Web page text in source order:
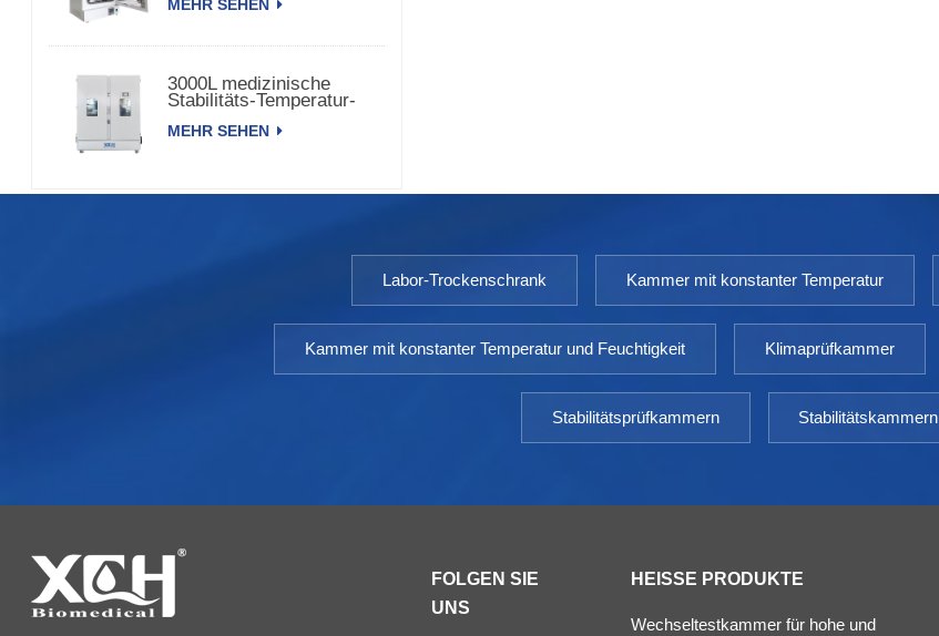
MEHR SEHEN
3000L medizinische
Stabilitäts-Temperatur-
Feuchtigkeitskammer
XCH-3000SD
MEHR SEHEN
Labor-Trockenschrank Kammer mit konstanter Temperatur
Kammer mit konstanter Temperatur und Feuchtigkeit Klimaprüfkammer
Stabilitätsprüfkammern Stabilitätskammern
FOLGEN SIE
UNS
HEISSE PRODUKTE
Wechseltestkammer für hohe und